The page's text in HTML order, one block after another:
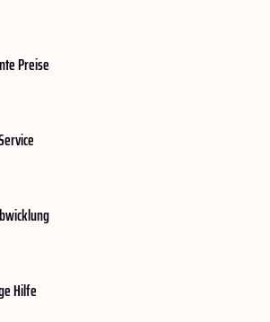
Preise
Hilfe